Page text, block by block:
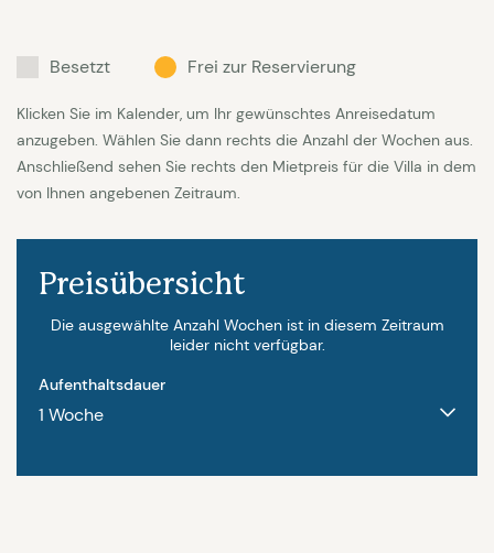
Besetzt Frei zur Reservierung
Klicken Sie im Kalender, um Ihr gewünschtes Anreisedatum
anzugeben. Wählen Sie dann rechts die Anzahl der Wochen aus.
Anschließend sehen Sie rechts den Mietpreis für die Villa in dem
von Ihnen angebenen Zeitraum.
Preisübersicht
Die ausgewählte Anzahl Wochen ist in diesem Zeitraum
leider nicht verfügbar.
Aufenthaltsdauer